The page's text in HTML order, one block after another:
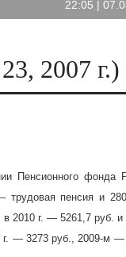
22:05 |
2007 г.)
Пенсионного фонда
трудовая пенсия и
в 2010 г. — 5261,7 руб. и
. — 3273 руб., 2009-м —